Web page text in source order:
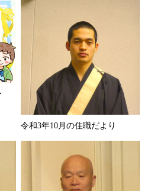
令和3年10月の住職だより